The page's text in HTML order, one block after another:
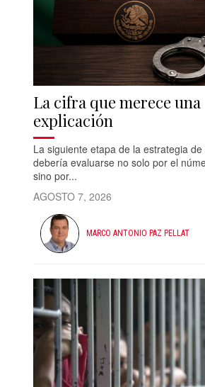
La cifra que merece una
explicación
La siguiente etapa de la estrategia
debería evaluarse no solo por el
sino por...
AGOSTO 7, 2026
MARCO ANTONIO PAZ PELLAT